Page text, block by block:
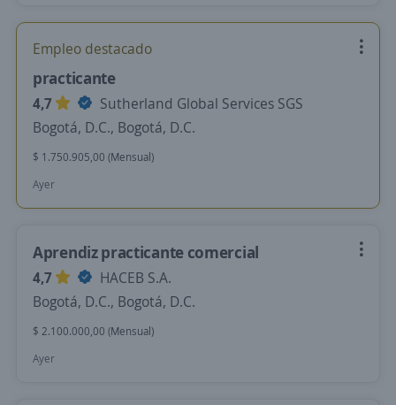
Empleo destacado
practicante
4,7
Sutherland Global Services SGS
Bogotá, D.C., Bogotá, D.C.
$ 1.750.905,00 (Mensual)
Ayer
Aprendiz practicante comercial
4,7
HACEB S.A.
Bogotá, D.C., Bogotá, D.C.
$ 2.100.000,00 (Mensual)
Ayer